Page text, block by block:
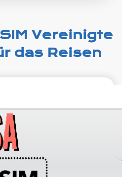
Vereinigte
das Reisen